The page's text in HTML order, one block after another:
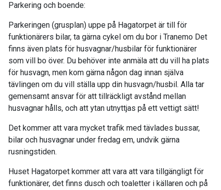
Parkering och boende:
Parkeringen (grusplan) uppe på Hagatorpet är till för
funktionärers bilar, ta gärna cykel om du bor i Tranemo Det
finns även plats för husvagnar/husbilar för funktionärer
som vill bo över. Du behöver inte anmäla att du vill ha plats
för husvagn, men kom gärna någon dag innan själva
tävlingen om du vill ställa upp din husvagn/husbil. Alla tar
gemensamt ansvar för att tillräckligt avstånd mellan
husvagnar hålls, och att ytan utnyttjas på ett vettigt sätt!
Det kommer att vara mycket trafik med tävlades bussar,
bilar och husvagnar under fredag em, undvik gärna
rusningstiden.
Huset Hagatorpet kommer att vara att vara tillgängligt för
funktionärer, det finns dusch och toaletter i källaren och på